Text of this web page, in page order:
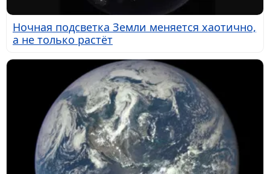
Ночная подсветка Земли меняется хаотично,
а не только растёт